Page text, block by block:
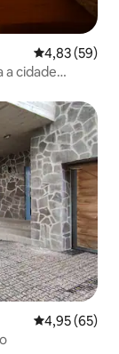
4,83 de uma
4,83 (59)
a cidade
4,95 de uma
4,95 (65)